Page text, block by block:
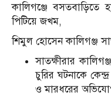
কালিগঞ্জে বসতবাড়িতে
পিটিয়ে জখম,
শিমুল হোসেন কালিগঞ্জ
সাতক্ষীরার
চুরির ঘটনাকে
ও মারধরের